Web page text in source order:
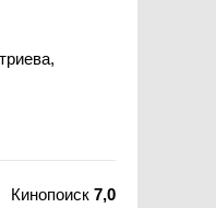
Кинопоиск 7,0